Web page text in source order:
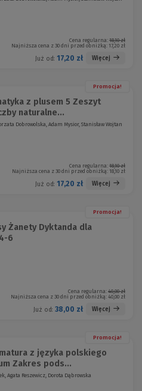
Cena regularna: 18,10 zł
Najniższa cena z 30 dni przed obniżką: 17,20 zł
Już od: 17,20 zł Więcej
Promocja!
z plusem 5 Zeszyt
naturalne...
Dobrowolska, Adam Mysior, Stanisław Wojtan
Cena regularna: 18,10 zł
Najniższa cena z 30 dni przed obniżką: 18,10 zł
Już od: 17,20 zł Więcej
Promocja!
Żanety Dyktanda dla
6
Cena regularna: 40,00 zł
Najniższa cena z 30 dni przed obniżką: 40,00 zł
Już od: 38,00 zł Więcej
Promocja!
z języka polskiego
Zakres pods...
Agata Reszewicz, Dorota Dąbrowska